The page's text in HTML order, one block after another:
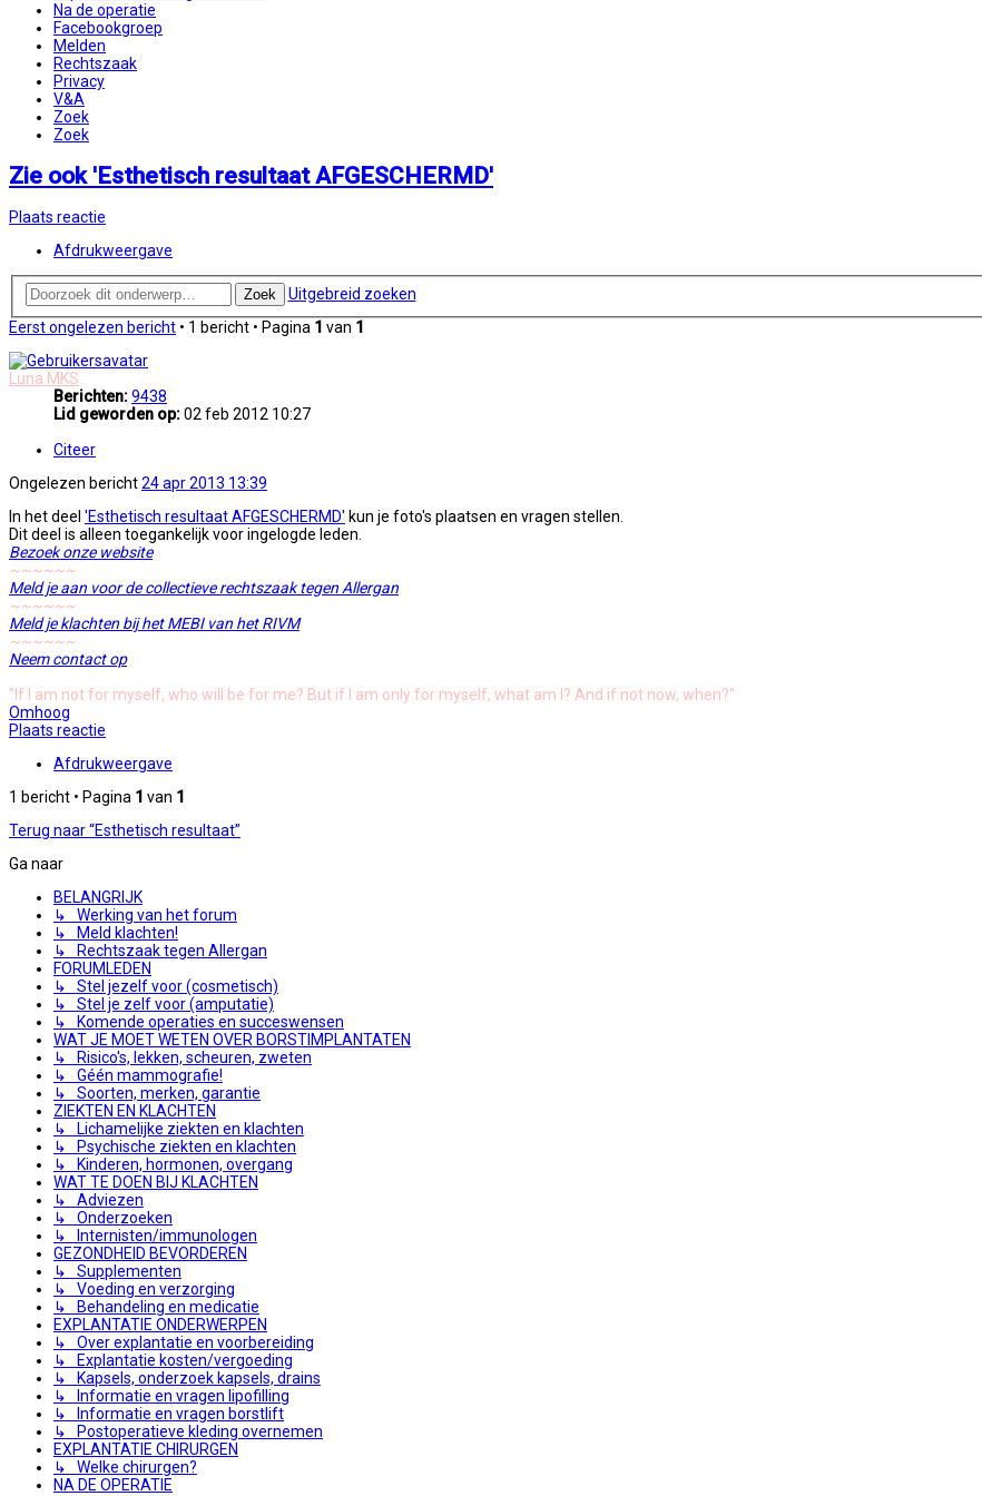
Na de operatie
Facebookgroep
Melden
Rechtszaak
Privacy
V&A
Zoek
Zoek
Zie ook 'Esthetisch resultaat AFGESCHERMD'
Plaats reactie
Afdrukweergave
Zoek
Uitgebreid zoeken
Eerst ongelezen bericht • 1 bericht • Pagina 1 van 1
Luna MKS
Berichten:9438
Lid geworden op:02 feb 2012 10:27
Citeer
Ongelezen bericht24 apr 2013 13:39
In het deel 'Esthetisch resultaat AFGESCHERMD' kun je foto's plaatsen en vragen stellen.
Dit deel is alleen toegankelijk voor ingelogde leden.
Bezoek onze website
~~~~~~
Meld je aan voor de collectieve rechtszaak tegen Allergan
~~~~~~
Meld je klachten bij het MEBI van het RIVM
~~~~~~
Neem contact op
"If I am not for myself, who will be for me? But if I am only for myself, what am I? And if not now, when?"
Omhoog
Plaats reactie
Afdrukweergave
1 bericht • Pagina 1 van 1
Terug naar “Esthetisch resultaat”
Ga naar
BELANGRIJK
↳ Werking van het forum
↳ Meld klachten!
↳ Rechtszaak tegen Allergan
FORUMLEDEN
↳ Stel jezelf voor (cosmetisch)
↳ Stel je zelf voor (amputatie)
↳ Komende operaties en succeswensen
WAT JE MOET WETEN OVER BORSTIMPLANTATEN
↳ Risico's, lekken, scheuren, zweten
↳ Géén mammografie!
↳ Soorten, merken, garantie
ZIEKTEN EN KLACHTEN
↳ Lichamelijke ziekten en klachten
↳ Psychische ziekten en klachten
↳ Kinderen, hormonen, overgang
WAT TE DOEN BIJ KLACHTEN
↳ Adviezen
↳ Onderzoeken
↳ Internisten/immunologen
GEZONDHEID BEVORDEREN
↳ Supplementen
↳ Voeding en verzorging
↳ Behandeling en medicatie
EXPLANTATIE ONDERWERPEN
↳ Over explantatie en voorbereiding
↳ Explantatie kosten/vergoeding
↳ Kapsels, onderzoek kapsels, drains
↳ Informatie en vragen lipofilling
↳ Informatie en vragen borstlift
↳ Postoperatieve kleding overnemen
EXPLANTATIE CHIRURGEN
↳ Welke chirurgen?
NA DE OPERATIE